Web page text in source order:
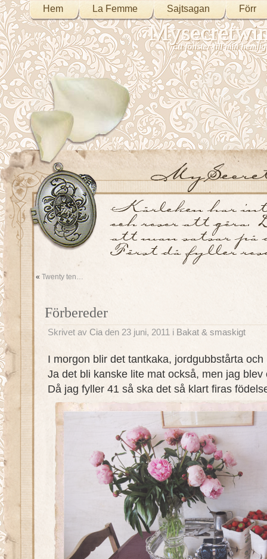
Hem La Femme Sajtsagan Förr
Ett fönster till min
« Twenty ten…
Förbereder
Skrivet av Cia den 23 juni, 2011 i Bakat & smaskigt
I morgon blir det tantkaka, jordgubbstårta
Ja det bli kanske lite mat också, men jag
Då jag fyller 41 så ska det så klart firas